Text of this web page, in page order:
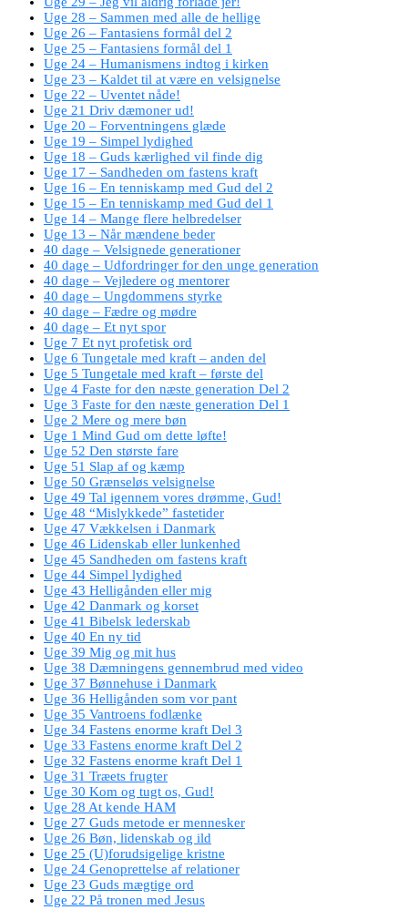
Uge 28 – Sammen med alle de hellige
Uge 26 – Fantasiens formål del 2
Uge 25 – Fantasiens formål del 1
Uge 24 – Humanismens indtog i kirken
Uge 23 – Kaldet til at være en velsignelse
Uge 22 – Uventet nåde!
Uge 21 Driv dæmoner ud!
Uge 20 – Forventningens glæde
Uge 19 – Simpel lydighed
Uge 18 – Guds kærlighed vil finde dig
Uge 17 – Sandheden om fastens kraft
Uge 16 – En tenniskamp med Gud del 2
Uge 15 – En tenniskamp med Gud del 1
Uge 14 – Mange flere helbredelser
Uge 13 – Når mændene beder
40 dage – Velsignede generationer
40 dage – Udfordringer for den unge generation
40 dage – Vejledere og mentorer
40 dage – Ungdommens styrke
40 dage – Fædre og mødre
40 dage – Et nyt spor
Uge 7 Et nyt profetisk ord
Uge 6 Tungetale med kraft – anden del
Uge 5 Tungetale med kraft – første del
Uge 4 Faste for den næste generation Del 2
Uge 3 Faste for den næste generation Del 1
Uge 2 Mere og mere bøn
Uge 1 Mind Gud om dette løfte!
Uge 52 Den største fare
Uge 51 Slap af og kæmp
Uge 50 Grænseløs velsignelse
Uge 49 Tal igennem vores drømme, Gud!
Uge 48 “Mislykkede” fastetider
Uge 47 Vækkelsen i Danmark
Uge 46 Lidenskab eller lunkenhed
Uge 45 Sandheden om fastens kraft
Uge 44 Simpel lydighed
Uge 43 Helligånden eller mig
Uge 42 Danmark og korset
Uge 41 Bibelsk lederskab
Uge 40 En ny tid
Uge 39 Mig og mit hus
Uge 38 Dæmningens gennembrud med video
Uge 37 Bønnehuse i Danmark
Uge 36 Helligånden som vor pant
Uge 35 Vantroens fodlænke
Uge 34 Fastens enorme kraft Del 3
Uge 33 Fastens enorme kraft Del 2
Uge 32 Fastens enorme kraft Del 1
Uge 31 Træets frugter
Uge 30 Kom og tugt os, Gud!
Uge 28 At kende HAM
Uge 27 Guds metode er mennesker
Uge 26 Bøn, lidenskab og ild
Uge 25 (U)forudsigelige kristne
Uge 24 Genoprettelse af relationer
Uge 23 Guds mægtige ord
Uge 22 På tronen med Jesus